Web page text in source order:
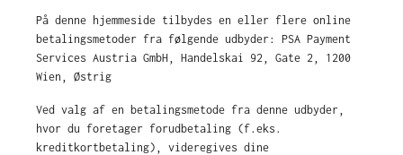
På denne hjemmeside tilbydes en eller flere online
betalingsmetoder fra følgende udbyder: PSA Payment
Services Austria GmbH, Handelskai 92, Gate 2, 1200
Wien, Østrig
Ved valg af en betalingsmetode fra denne udbyder,
hvor du foretager forudbetaling (f.eks.
kreditkortbetaling), videregives dine